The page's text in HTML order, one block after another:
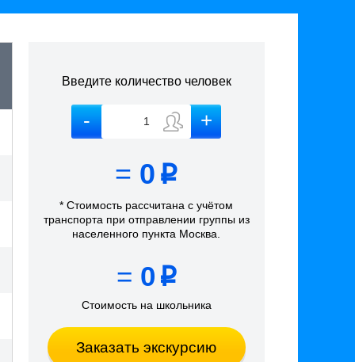
Введите количество человек
= 0 p
* Стоимость рассчитанас учётом
транспорта при отправлении группы из
населенного пункта Москва
= 0 p
Стоимость на школьника
Заказать экскурсию